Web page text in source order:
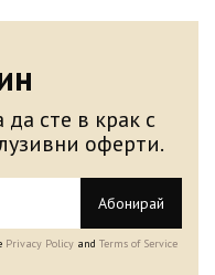
да сте в крак с
оферти.
Абонирай
Privacy Policy and Terms of Service